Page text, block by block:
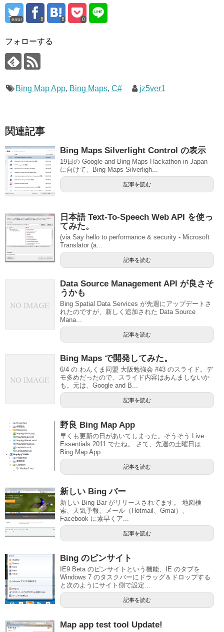
error 0
フォローする
Bing Map App, Bing Maps, C# jz5ver1
関連記事
Bing Maps Silverlight Control の表示
19日の Google and Bing Maps Hackathon in Japan
に向けて、Bing Maps Silverligh...
記事を読む
日本語 Text-To-Speech Web API を使っ
てみた。
(via Say hello to performance & security - Microsoft
Translator (a...
記事を読む
Data Source Management API が良さそ
うかも
Bing Spatial Data Services が先週にアップデートさ
れたのですが、新しく追加された Data Source
Mana...
記事を読む
Bing Maps で開発してみた。
6/4 の わんくま同盟 大阪勉強会 #43 のスライド。デ
モ多めだったので、スライド内容はあんましないか
も。元は、Google and B...
記事を読む
野良 Bing Map App
早くも更新の日があいてしまった。そうそう Live
Essentials 2011 でたね。 さて、先週の土曜日は
Bing Map App...
記事を読む
新しい Bing バー
新しい Bing Bar がリリースされてます。 地図検
索、天気予報、メール（Hotmail、Gmai）、
Facebook に素早くア...
記事を読む
Bing のピンサイト
IE9 Beta のピンサイトという機能、IE のタブを
Windows 7 のタスクバーにドラッグ＆ドロップする
と次のようにサイト側で設定...
記事を読む
Map app test tool Update!